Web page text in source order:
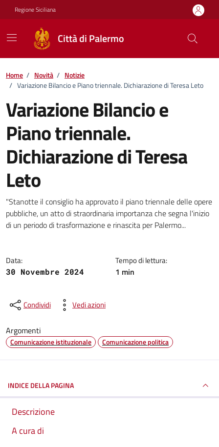
Vai ai contenuti
Vai al footer
Regione Siciliana
Città di Palermo
Home / Novità / Notizie
/ Variazione Bilancio e Piano triennale. Dichiarazione di Teresa Leto
Variazione Bilancio e
Piano triennale.
Dichiarazione di Teresa
Leto
Dettagli della notizia
"Stanotte il consiglio ha approvato il piano triennale delle opere
pubbliche, un atto di straordinaria importanza che segna l'inizio
di un periodo di trasformazione e rinascita per Palermo...
Data:
30 Novembre 2024
Tempo di lettura:
1 min
Condividi Vedi azioni
Argomenti
Comunicazione istituzionale Comunicazione politica
INDICE DELLA PAGINA
Descrizione
A cura di